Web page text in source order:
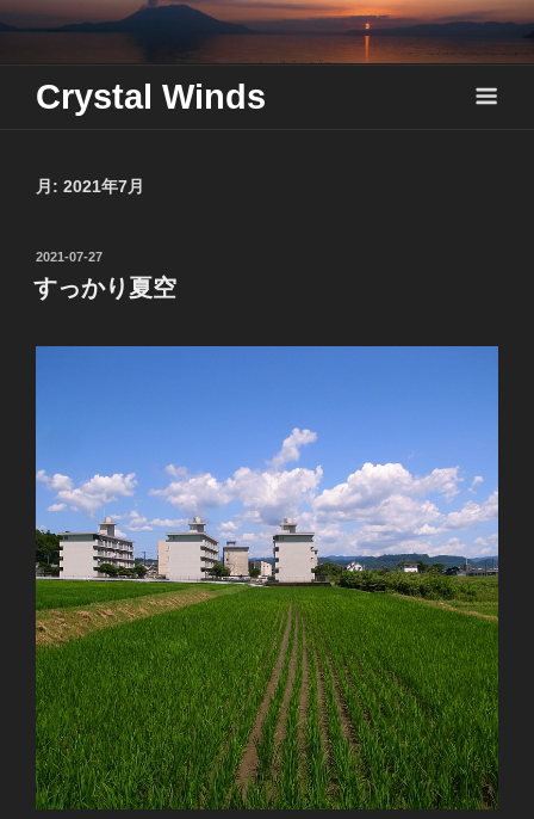
Skip
content
Crystal Winds
月: 2021年7月
投
稿
日:
2021-07-27
すっかり夏空